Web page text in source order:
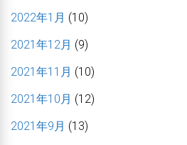
2022年1月 (10)
2021年12月 (9)
2021年11月 (10)
2021年10月 (12)
2021年9月 (13)